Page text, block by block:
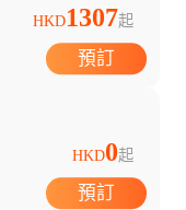
HKD1307起
預訂
HKD0起
預訂